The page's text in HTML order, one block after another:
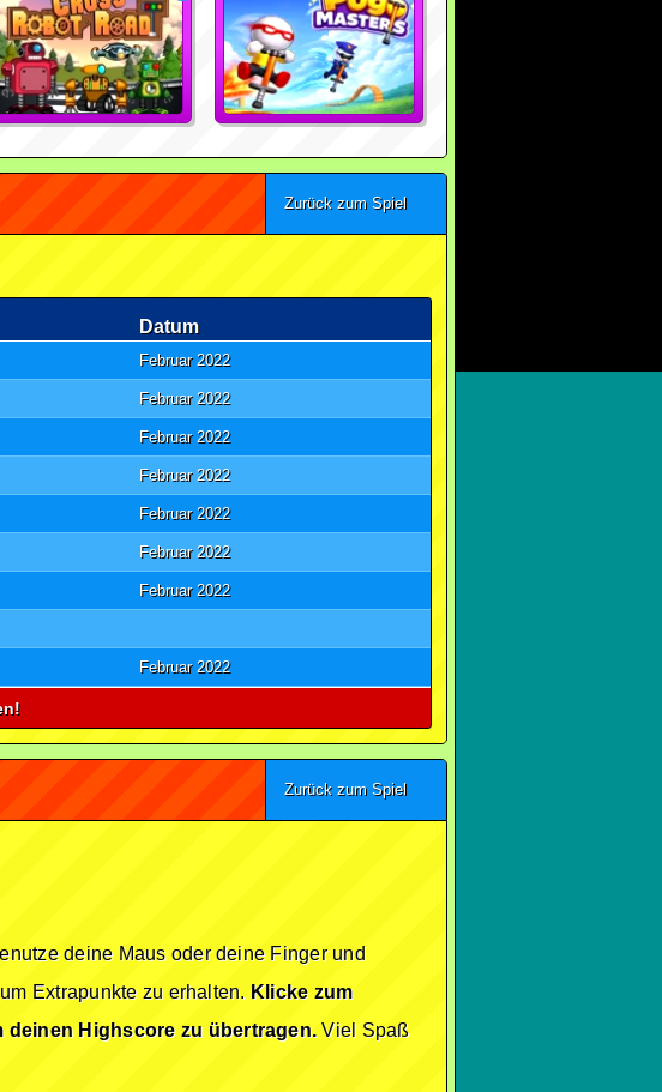
Zurück zum Spiel
Datum
Februar 2022
Februar 2022
Februar 2022
Februar 2022
Februar 2022
Februar 2022
Februar 2022
Februar 2022
Zurück zum Spiel
deine Maus oder deine Finger und
Extrapunkte zu erhalten. Klicke zum
deinen Highscore zu übertragen. Viel Spaß